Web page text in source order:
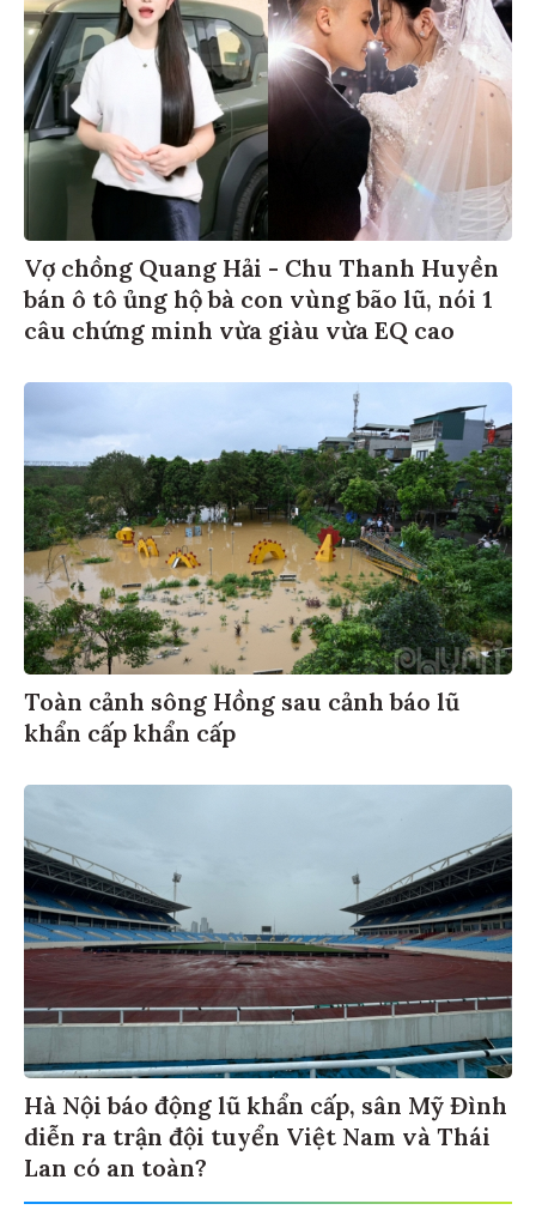
Vợ chồng Quang Hải - Chu Thanh Huyền
bán ô tô ủng hộ bà con vùng bão lũ, nói 1
câu chứng minh vừa giàu vừa EQ cao
Toàn cảnh sông Hồng sau cảnh báo lũ
khẩn cấp khẩn cấp
Hà Nội báo động lũ khẩn cấp, sân Mỹ Đình
diễn ra trận đội tuyển Việt Nam và Thái
Lan có an toàn?